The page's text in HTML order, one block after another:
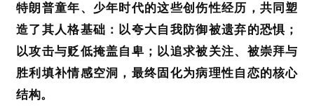
特朗普童年、少年时代的这些创伤性经历， 共同塑
造了 其人格基础：以夸大自我防御被遗弃的恐惧 ；
以攻击与贬低掩盖自卑 ； 以追求被关注、被崇拜与
胜利填补情感空洞，最终固化为病理性自恋的核心
结构。